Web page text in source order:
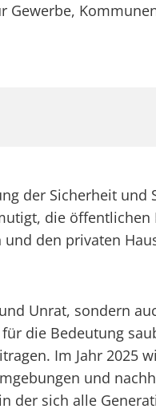
der Sicherheit und
die öffentlichen
den privaten
Unrat, sondern
die Bedeutung
Im Jahr 2025
und
der sich alle